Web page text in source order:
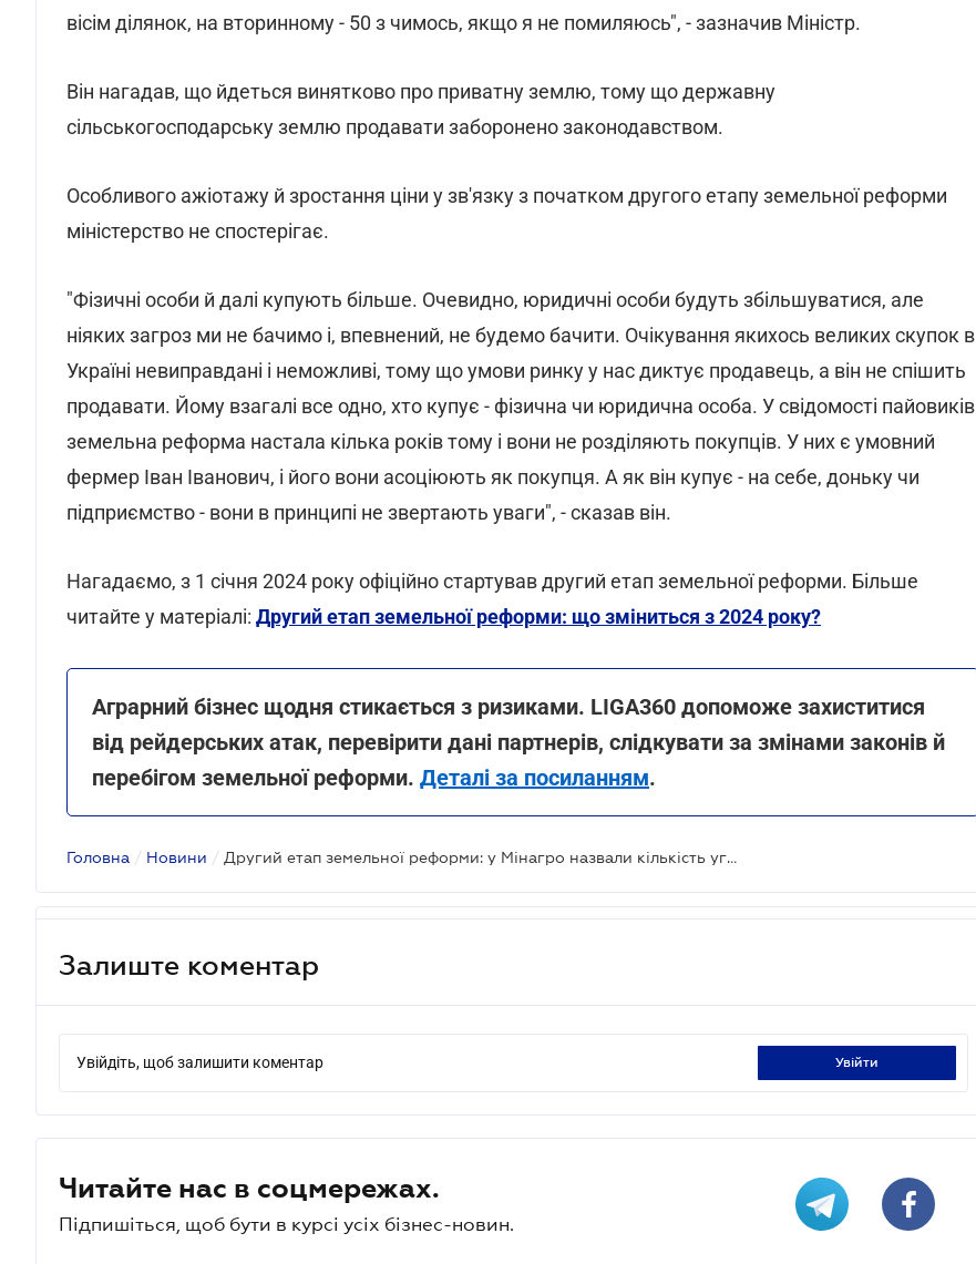
вісім ділянок, на вторинному - 50 з чимось, якщо я не помиляюсь", - зазначив Міністр.
Він нагадав, що йдеться винятково про приватну землю, тому що державну
сільськогосподарську землю продавати заборонено законодавством.
Особливого ажіотажу й зростання ціни у зв'язку з початком другого етапу земельної реформи
міністерство не спостерігає.
"Фізичні особи й далі купують більше. Очевидно, юридичні особи будуть збільшуватися, але
ніяких загроз ми не бачимо і, впевнений, не будемо бачити. Очікування якихось великих скупок в
Україні невиправдані і неможливі, тому що умови ринку у нас диктує продавець, а він не спішить
продавати. Йому взагалі все одно, хто купує - фізична чи юридична особа. У свідомості пайовиків
земельна реформа настала кілька років тому і вони не розділяють покупців. У них є умовний
фермер Іван Іванович, і його вони асоціюють як покупця. А як він купує - на себе, доньку чи
підприємство - вони в принципі не звертають уваги", - сказав він.
Нагадаємо, з 1 січня 2024 року офіційно стартував другий етап земельної реформи. Більше
читайте у матеріалі: Другий етап земельної реформи: що зміниться з 2024 року?
Аграрний бізнес щодня стикається з ризиками. LIGA360 допоможе захиститися
від рейдерських атак, перевірити дані партнерів, слідкувати за змінами законів й
перебігом земельної реформи. Деталі за посиланням.
Головна / Новини / Другий етап земельної реформи: у Мінагро назвали кількість угод з юридичними особами
Залиште коментар
Увійдіть, щоб залишити коментар увійти
Читайте нас в соцмережах.
Підпишіться, щоб бути в курсі усіх бізнес-новин.